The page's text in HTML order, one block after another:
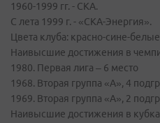
1960-1999 гг. - СКА.
С лета 1999 г. - «СКА-Энергия».
Цвета клуба: красно-сине-
Наивысшие достижения в
1980. Первая лига – 6 место
1968. Вторая группа «А», 4
1969. Вторая группа «А», 2
Наивысшие достижения в